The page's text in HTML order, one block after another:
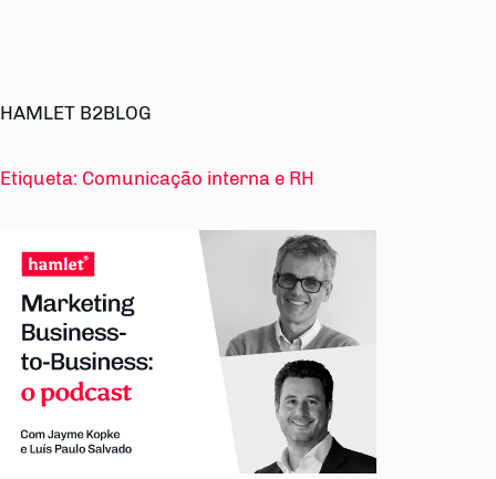
HAMLET B2BLOG
Etiqueta: Comunicação interna e RH